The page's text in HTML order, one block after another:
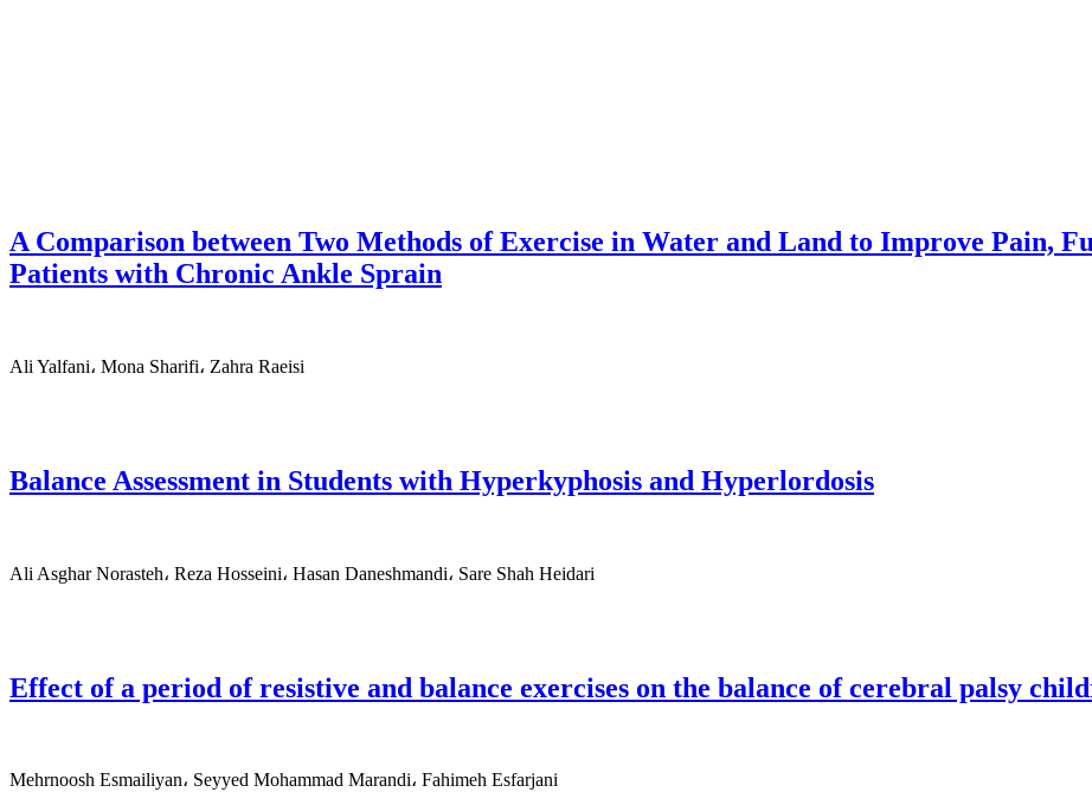
A Comparison between Two Methods of Exercise in Water and Land to Improve Pain,
Patients with Chronic Ankle Sprain
Ali Yalfani، Mona Sharifi، Zahra Raeisi
Balance Assessment in Students with Hyperkyphosis and Hyperlordosis
Ali Asghar Norasteh، Reza Hosseini، Hasan Daneshmandi، Sare Shah Heidari
Effect of a period of resistive and balance exercises on the balance of cerebral palsy
Mehrnoosh Esmailiyan، Seyyed Mohammad Marandi، Fahimeh Esfarjani